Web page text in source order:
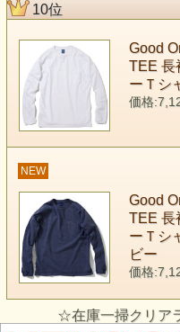
10位
Good
TEE 長
ーＴシ
価格
NEW
Good
TEE 長
ーＴシ
ビー
価格
☆在庫一掃クリア